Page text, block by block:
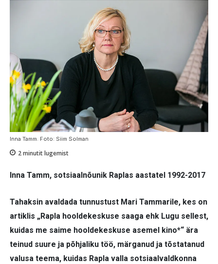
Inna Tamm. Foto: Siim Solman
2minutit lugemist
Inna Tamm, sotsiaalnõunik Raplas aastatel 1992-2017
Tahaksin avaldada tunnustust Mari Tammarile, kes on
artiklis „Rapla hooldekeskuse saaga ehk Lugu sellest,
kuidas me saime hooldekeskuse asemel kino*“ ära
teinud suure ja põhjaliku töö, märganud ja tõstatanud
valusa teema, kuidas Rapla valla sotsiaalvaldkonna